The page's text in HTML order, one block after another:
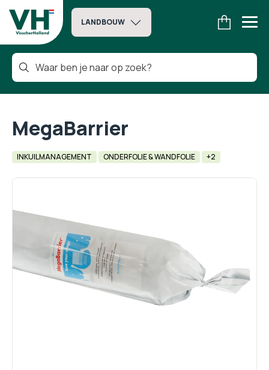
LANDBOUW
MegaBarrier
INKUILMANAGEMENT ONDERFOLIE & WANDFOLIE +2